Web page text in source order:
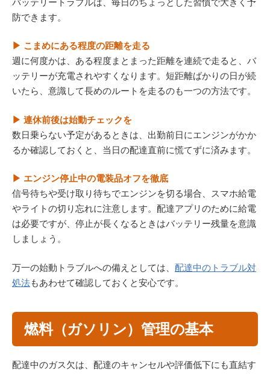
バッテリートラブルは、毎日のちょっとした習慣で大きく予
防できます。
▶ こまめにある程度の距離を走る
週に何度かは、ある程度まとまった距離を連続で走ると、バ
ッテリーが充電されやすくなります。短距離ばかりの日が続
いたら、意識して長めのルートを走るのも一つの方法です。
▶ 連休前後は始動チェックを
数日乗らない予定があるときは、出勤前日にエンジンがかか
るか確認しておくと、当日の配達直前に慌てずに済みます。
▶ エンジン停止中の電装品オフを徹底
信号待ちや受け取り待ちでエンジンを切る場合、スマホ給電
やライトの切り忘れに注意します。配達アプリのために給電
は必要ですが、停止が長くなるときはバッテリー残量を意識
しましょう。
万一の始動トラブルへの備えとしては、 配達中のトラブル対
処法もあわせて確認しておくと安心です。
燃料（ガソリン）管理の基本
配達中のガス欠は、配達のキャンセルや評価低下にも直結す